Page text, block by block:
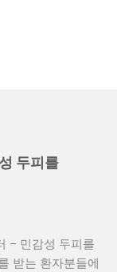
두피를
– 민감성 두피를
받는 환자분들에